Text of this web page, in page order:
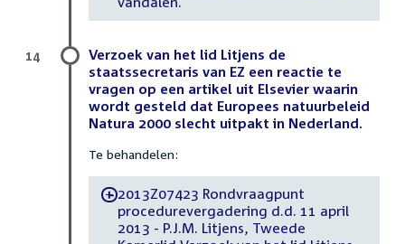
Verzoek van het lid Litjens de
staatssecretaris van EZ een reactie te
vragen op een artikel uit Elsevier waarin
wordt gesteld dat Europees natuurbeleid
Natura 2000 slecht uitpakt in Nederland.
Te behandelen:
-2013Z07423 Rondvraagpunt
procedurevergadering d.d. 11 april
2013 - P.J.M. Litjens, Tweede
14